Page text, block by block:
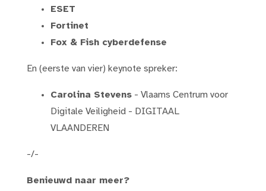
ESET
Fortinet
Fox & Fish cyberdefense
En (eerste van vier) keynote spreker:
Carolina Stevens - Vlaams Centrum voor
Digitale Veiligheid - DIGITAAL
VLAANDEREN
-/-
Benieuwd naar meer?